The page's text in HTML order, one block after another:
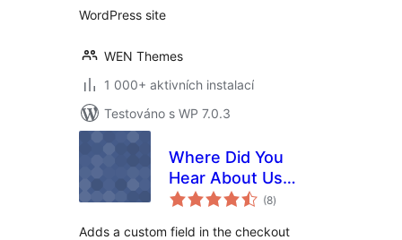
WordPress site
WEN Themes
1 000+ aktivních instalací
Testováno s WP 7.0.3
Where Did You
Hear About Us
Checkout Field for
(8celkové
hodnocení
)
Adds a custom field in the checkout